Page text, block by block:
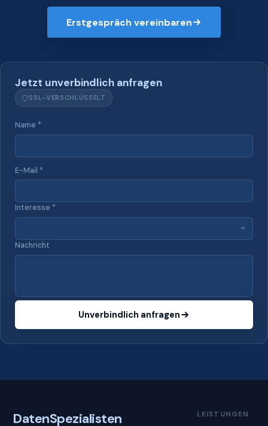
Erstgespräch vereinbaren
Jetzt unverbindlich anfragen
SSL-VERSCHLÜSSELT
Name *
E-Mail *
Interesse *
Nachricht
Unverbindlich anfragen
DatenSpezialisten LEISTUNGEN